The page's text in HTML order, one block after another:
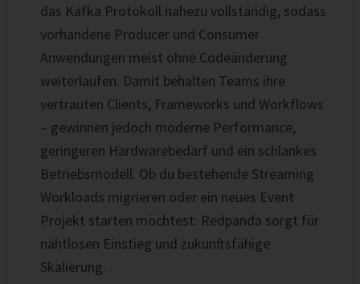
das Kafka Protokoll nahezu vollständig, sodass
vorhandene Producer und Consumer
Anwendungen meist ohne Codeänderung
weiterlaufen. Damit behalten Teams ihre
vertrauten Clients, Frameworks und Workflows
– gewinnen jedoch moderne Performance,
geringeren Hardwarebedarf und ein schlankes
Betriebsmodell. Ob du bestehende Streaming
Workloads migrieren oder ein neues Event
Projekt starten möchtest: Redpanda sorgt für
nahtlosen Einstieg und zukunftsfähige
Skalierung.